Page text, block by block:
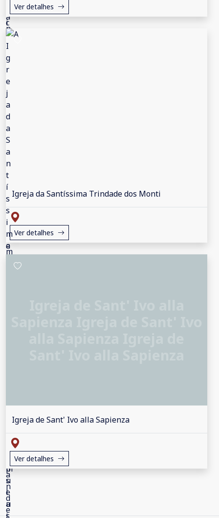
Ver detalhes
Igreja da Santíssima Trindade dos Monti
Ver detalhes
Igreja de Sant' Ivo alla Sapienza
Ver detalhes